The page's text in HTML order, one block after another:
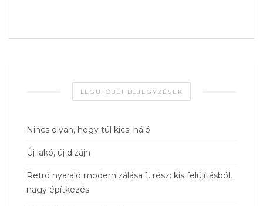
LEGUTÓBBI BEJEGYZÉSEK
Nincs olyan, hogy túl kicsi háló
Új lakó, új dizájn
Retró nyaraló modernizálása 1. rész: kis felújításból,
nagy építkezés